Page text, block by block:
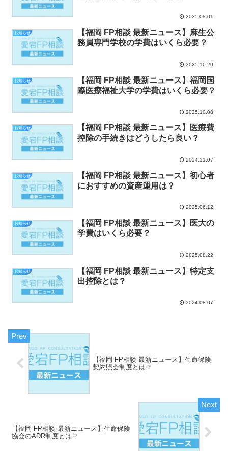
2025.08.01
お知らせ
【福岡 FP相談 最新ニュース】麻生公
務員専門学校の学費はいくら必要？
2025.10.20
お知らせ
【福岡 FP相談 最新ニュース】福岡国
際医療福祉大学の学費はいくら必要？
2025.10.08
お知らせ
【福岡 FP相談 最新ニュース】医療費
控除の手続きはどうしたら良い？
2024.11.07
お知らせ
【福岡 FP相談 最新ニュース】初心者
におすすめの資産運用は？
2025.06.12
お知らせ
【福岡 FP相談 最新ニュース】医大の
学費はいくら必要？
2025.08.22
お知らせ
【福岡 FP相談 最新ニュース】特定支
出控除とは？
2024.08.07
【福岡 FP相談 最新ニュース】生命保険
契約照会制度とは？
【福岡 FP相談 最新ニュース】生命保険
協会のADR制度とは？